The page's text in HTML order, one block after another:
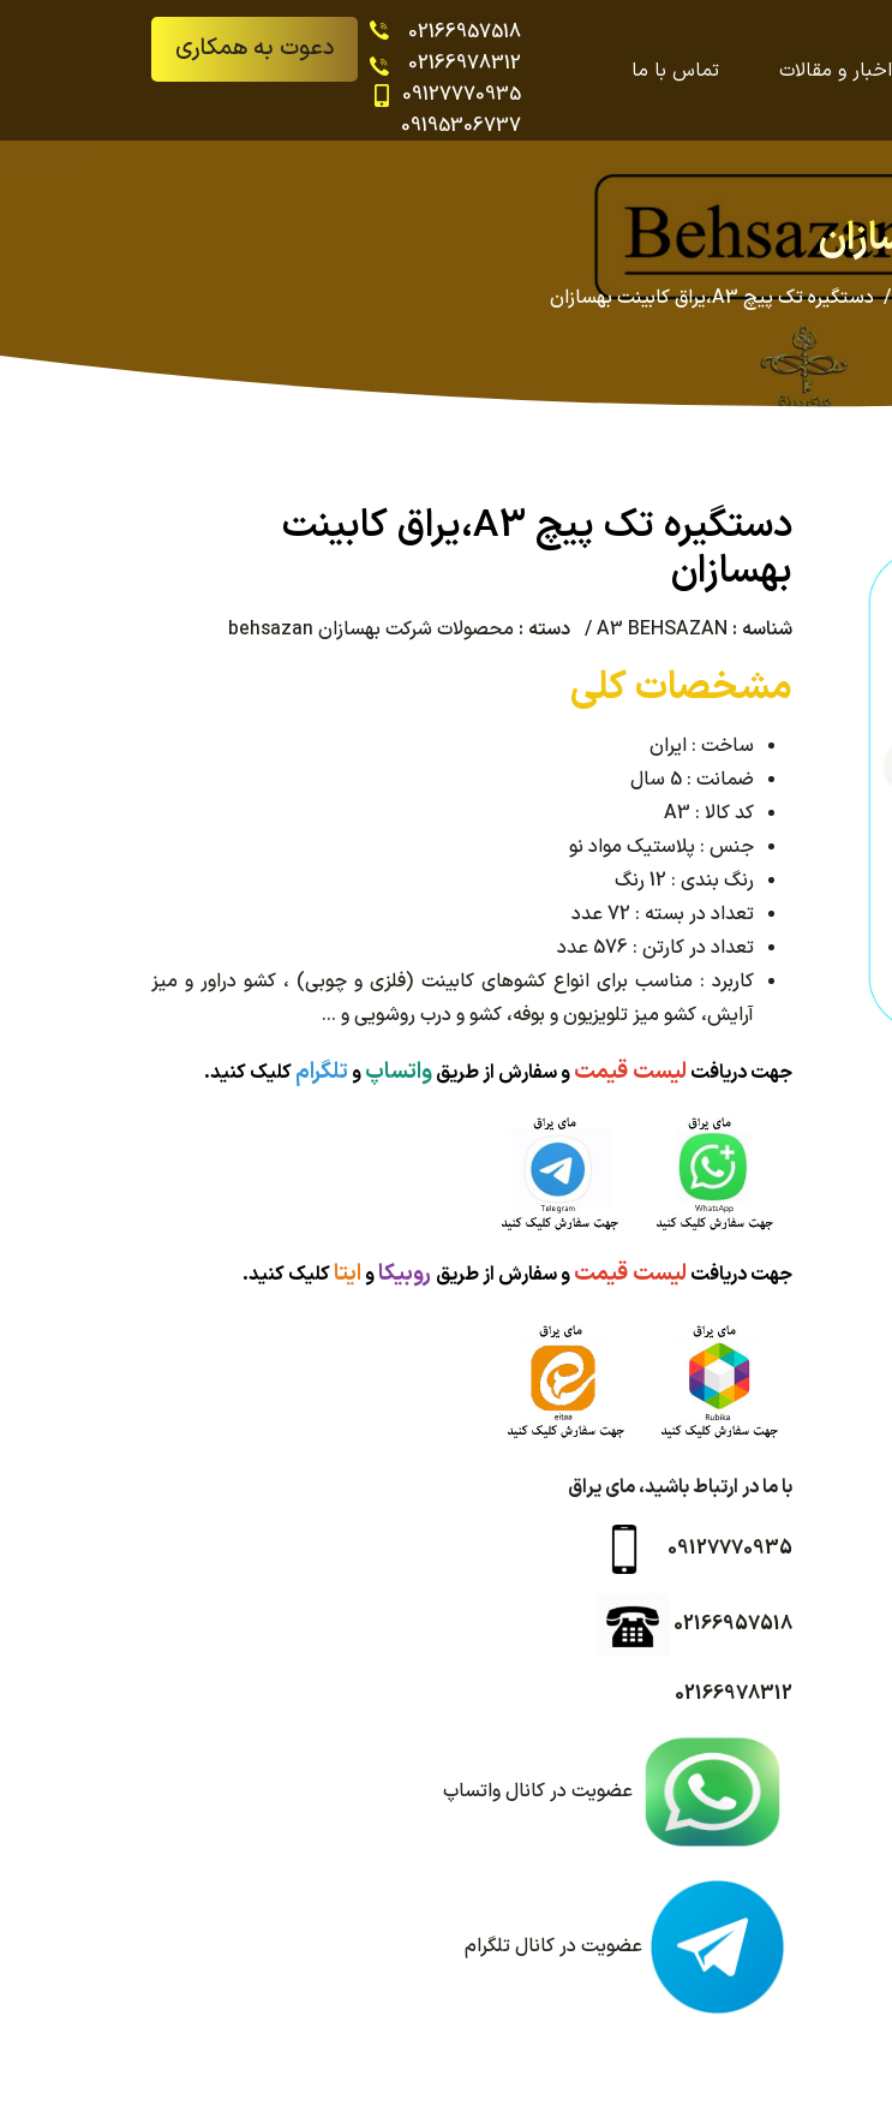
اخبار و مقالات تماس با ما
02166957518
02166978312
09127770935
09195306737
دعوت به همکاری
دستگیره تک پیچ A3،یراق کابینت بهسازان
دستگیره تک پیچ A3،یراق کابینت
بهسازان
شناسه : دسته : محصولات شرکت بهسازان behsazan
مشخصات کلی
ساخت : ایران
ضمانت : 5 سال
کد کالا : A3
جنس : پلاستیک مواد نو
رنگ بندی : 12 رنگ
تعداد در بسته : 72 عدد
تعداد در کارتن : 576 عدد
کاربرد : مناسب برای انواع کشوهای کابینت (فلزی و چوبی) ، کشو دراور و میز
آرایش، کشو میز تلویزیون و بوفه، کشو و درب روشویی و ...
جهت دریافت لیست قیمتو سفارش از طریقواتساپوتلگرامکلیک کنید.
جهت دریافت لیست قیمتو سفارش از طریق روبیکاوایتاکلیک کنید.
با ما در ارتباط باشید، مای یراق
09127770935
02166957518
02166978312
عضویت در کانال واتساپ
عضویت در کانال تلگرام